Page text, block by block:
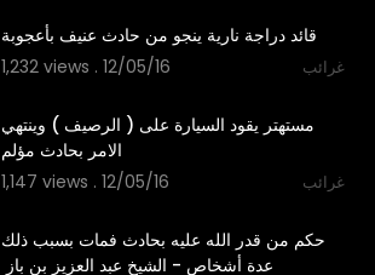
1,232 views . 12/05/16
غرائب
‫مستهتر يقود السيارة على ( الرصيف ) وينتهي
1,147 views . 12/05/16
غرائب
‫حكم من قدر الله عليه بحادث فمات بسبب ذلك